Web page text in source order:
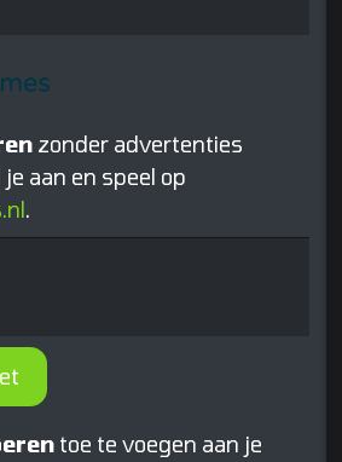
zonder advertenties
aan en speel op
.
toe te voegen aan je